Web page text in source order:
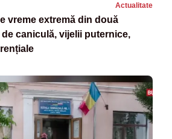
Actualitate
vreme extremă din două
caniculă, vijelii puternice,